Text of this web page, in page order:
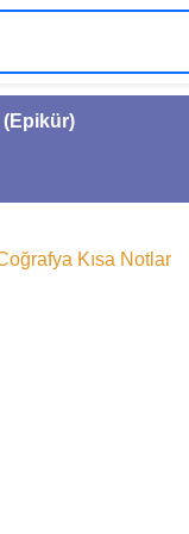
Kısa Notlar